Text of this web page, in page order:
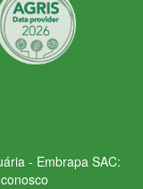
- Embrapa SAC: